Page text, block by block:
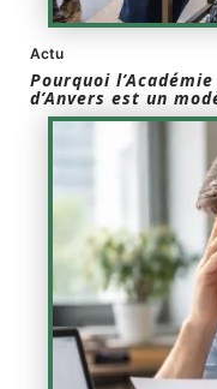
Actu
Pourquoi
d’Anvers est un